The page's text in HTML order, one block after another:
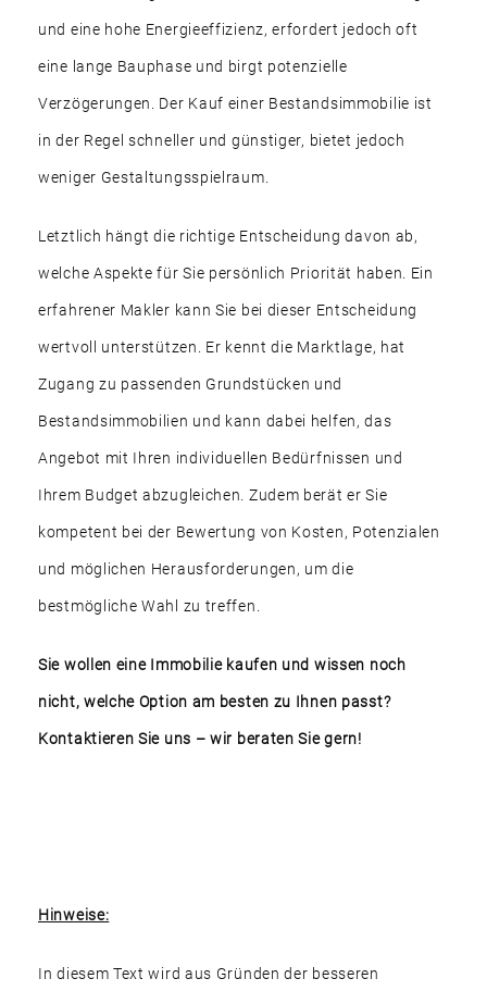
und eine hohe Energieeffizienz, erfordert jedoch oft
eine lange Bauphase und birgt potenzielle
Verzögerungen. Der Kauf einer Bestandsimmobilie ist
in der Regel schneller und günstiger, bietet jedoch
weniger Gestaltungsspielraum.
Letztlich hängt die richtige Entscheidung davon ab,
welche Aspekte für Sie persönlich Priorität haben. Ein
erfahrener Makler kann Sie bei dieser Entscheidung
wertvoll unterstützen. Er kennt die Marktlage, hat
Zugang zu passenden Grundstücken und
Bestandsimmobilien und kann dabei helfen, das
Angebot mit Ihren individuellen Bedürfnissen und
Ihrem Budget abzugleichen. Zudem berät er Sie
kompetent bei der Bewertung von Kosten, Potenzialen
und möglichen Herausforderungen, um die
bestmögliche Wahl zu treffen.
Sie wollen eine Immobilie kaufen und wissen noch
nicht, welche Option am besten zu Ihnen passt?
Kontaktieren Sie uns – wir beraten Sie gern!
Hinweise:
In diesem Text wird aus Gründen der besseren